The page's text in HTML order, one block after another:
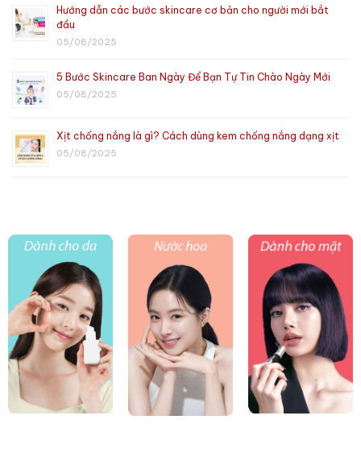
Hướng dẫn các bước skincare cơ bản cho người mới bắt
đầu
05/08/2025
5 Bước Skincare Ban Ngày Để Bạn Tự Tin Chào Ngày Mới
05/08/2025
Xịt chống nắng là gì? Cách dùng kem chống nắng dạng xịt
05/08/2025